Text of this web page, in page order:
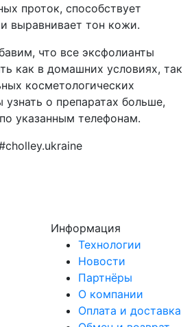
проток, способствует
выравнивает тон кожи.
что все эксфолианты
как в домашних условиях, так
косметологических
о препаратах больше,
указанным телефонам.
Информация
Технологии
Новости
Партнёры
О компании
Оплата и доставка